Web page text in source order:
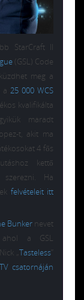
StarCraft II
(GSL) Code
meg a
a25 000 WCS
kvalifikálta
maradt
t, akit ma
4 fős
kettő
szerezni. Ha
felvételeit itt
Bunkernevet
ahol a GSL
„Tasteless
csatornáján